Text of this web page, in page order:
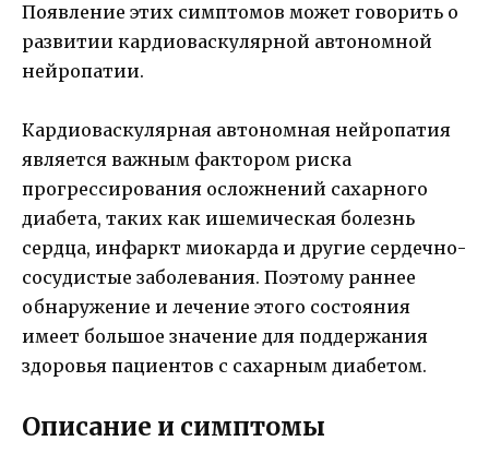
Появление этих симптомов может говорить о
развитии кардиоваскулярной автономной
нейропатии.
Кардиоваскулярная автономная нейропатия
является важным фактором риска
прогрессирования осложнений сахарного
диабета, таких как ишемическая болезнь
сердца, инфаркт миокарда и другие сердечно-
сосудистые заболевания. Поэтому раннее
обнаружение и лечение этого состояния
имеет большое значение для поддержания
здоровья пациентов с сахарным диабетом.
Описание и симптомы